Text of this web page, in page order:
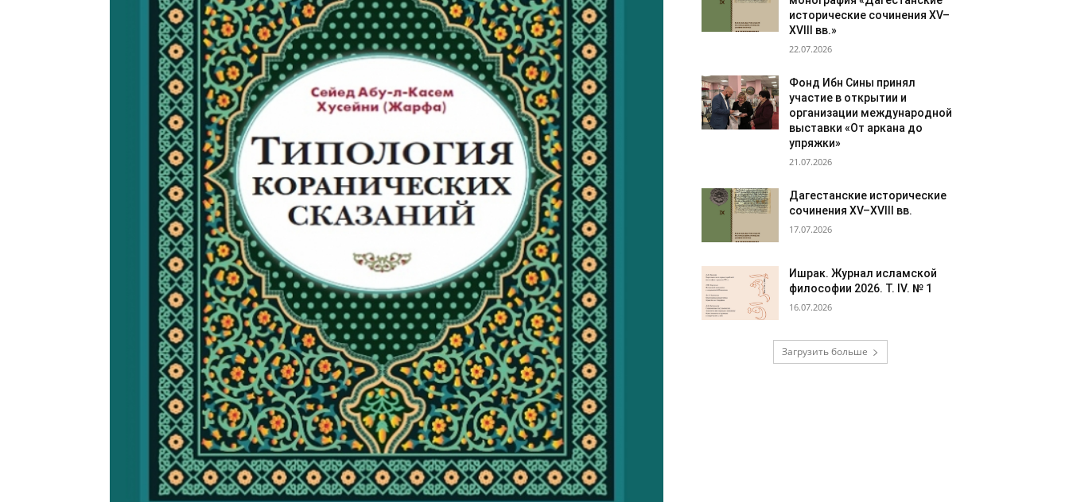
исторические сочинения XV–
XVIII вв.»
22.07.2026
Фонд Ибн Сины принял
участие в открытии и
организации международной
выставки «От аркана до
упряжки»
21.07.2026
Дагестанские исторические
сочинения XV–XVIII вв.
17.07.2026
Ишрак. Журнал исламской
философии 2026. Т. IV. № 1
16.07.2026
Загрузить больше